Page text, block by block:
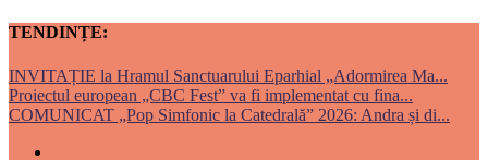
TENDINȚE:
INVITAȚIE la Hramul Sanctuarului Eparhial „Adormirea Ma...
Proiectul european „CBC Fest” va fi implementat cu fina...
COMUNICAT „Pop Simfonic la Catedrală” 2026: Andra și di...